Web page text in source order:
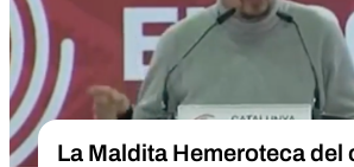
La Maldita Hemeroteca del